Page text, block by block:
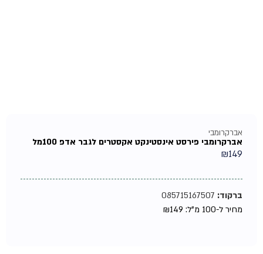
אברקרומבי
אברקרומבי פירסט אינסטינקט אקסטרים לגבר אדפ 100מל
₪149
ברקוד:085715167507
מחיר ל-100 מ"ל:
₪149